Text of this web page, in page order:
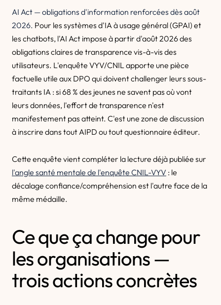
AI Act — obligations d'information renforcées dès août
2026. Pour les systèmes d'IA à usage général (GPAI) et
les chatbots, l'AI Act impose à partir d'août 2026 des
obligations claires de transparence vis-à-vis des
utilisateurs. L'enquête VYV/CNIL apporte une pièce
factuelle utile aux DPO qui doivent challenger leurs sous-
traitants IA : si 68 % des jeunes ne savent pas où vont
leurs données, l'effort de transparence n'est
manifestement pas atteint. C'est une zone de discussion
à inscrire dans tout AIPD ou tout questionnaire éditeur.
Cette enquête vient compléter la lecture déjà publiée sur
l'angle santé mentale de l'enquête CNIL-VYV : le
décalage confiance/compréhension est l'autre face de la
même médaille.
Ce que ça change pour
les organisations —
trois actions concrètes